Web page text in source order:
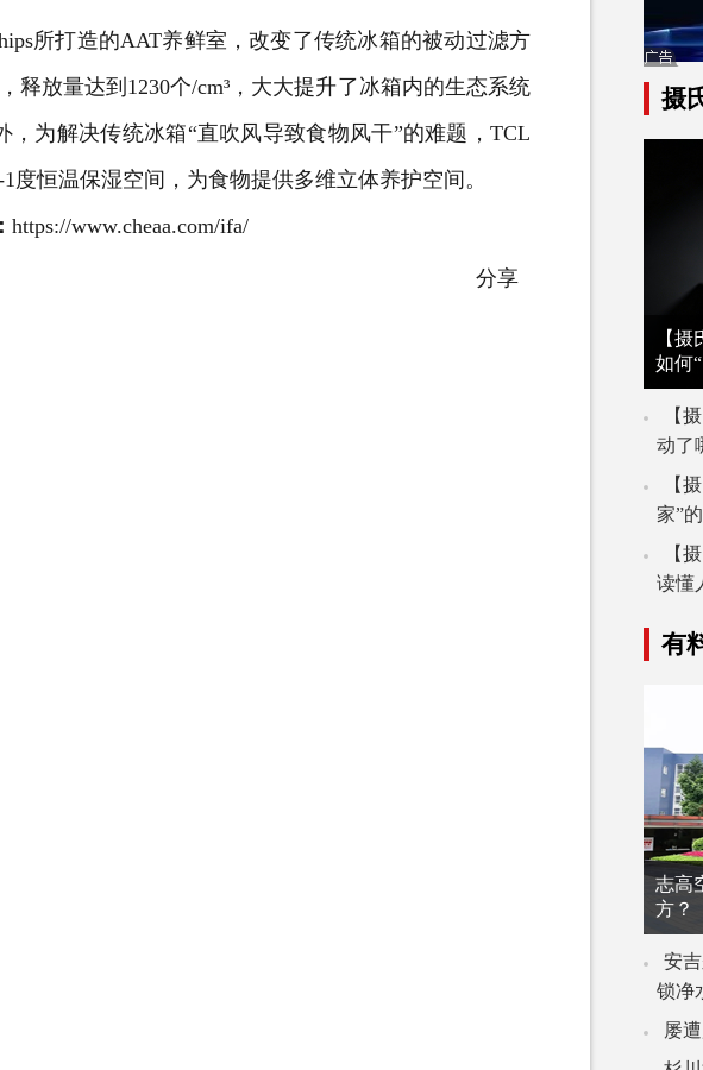
所打造的AAT养鲜室，改变了传统冰箱的被动过滤方
释放量达到1230个/cm³，大大提升了冰箱内的生态系统
，为解决传统冰箱“直吹风导致食物风干”的难题，TCL
恒温保湿空间，为食物提供多维立体养护空间。
https://www.cheaa.com/ifa/
分享
摄
【
如何
【
动了
【
家”
【
读懂
有
志高
方？
安
锁净
屡